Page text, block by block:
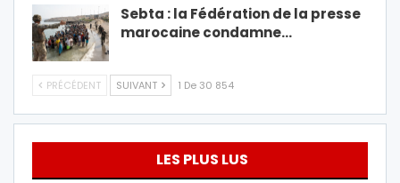
Sebta : la Fédération de la presse
marocaine condamne…
PRÉCÉDENT SUIVANT 1 De 30 854
LES PLUS LUS